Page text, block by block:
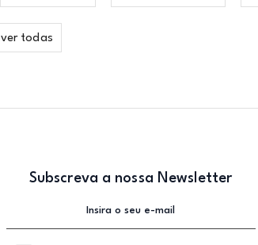
ver todas
Subscreva a nossa Newsletter